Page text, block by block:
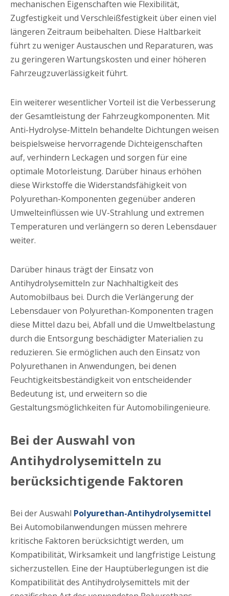
mechanischen Eigenschaften wie Flexibilität,
Zugfestigkeit und Verschleißfestigkeit über einen viel
längeren Zeitraum beibehalten. Diese Haltbarkeit
führt zu weniger Austauschen und Reparaturen, was
zu geringeren Wartungskosten und einer höheren
Fahrzeugzuverlässigkeit führt.
Ein weiterer wesentlicher Vorteil ist die Verbesserung
der Gesamtleistung der Fahrzeugkomponenten. Mit
Anti-Hydrolyse-Mitteln behandelte Dichtungen weisen
beispielsweise hervorragende Dichteigenschaften
auf, verhindern Leckagen und sorgen für eine
optimale Motorleistung. Darüber hinaus erhöhen
diese Wirkstoffe die Widerstandsfähigkeit von
Polyurethan-Komponenten gegenüber anderen
Umwelteinflüssen wie UV-Strahlung und extremen
Temperaturen und verlängern so deren Lebensdauer
weiter.
Darüber hinaus trägt der Einsatz von
Antihydrolysemitteln zur Nachhaltigkeit des
Automobilbaus bei. Durch die Verlängerung der
Lebensdauer von Polyurethan-Komponenten tragen
diese Mittel dazu bei, Abfall und die Umweltbelastung
durch die Entsorgung beschädigter Materialien zu
reduzieren. Sie ermöglichen auch den Einsatz von
Polyurethanen in Anwendungen, bei denen
Feuchtigkeitsbeständigkeit von entscheidender
Bedeutung ist, und erweitern so die
Gestaltungsmöglichkeiten für Automobilingenieure.
Bei der Auswahl von
Antihydrolysemitteln zu
berücksichtigende Faktoren
Bei der Auswahl Polyurethan-Antihydrolysemittel
Bei Automobilanwendungen müssen mehrere
kritische Faktoren berücksichtigt werden, um
Kompatibilität, Wirksamkeit und langfristige Leistung
sicherzustellen. Eine der Hauptüberlegungen ist die
Kompatibilität des Antihydrolysemittels mit der